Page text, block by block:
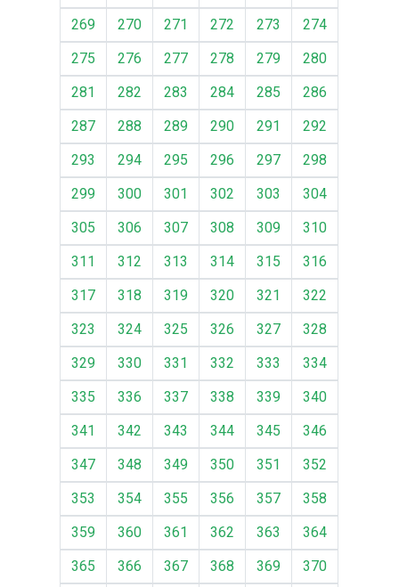
269
270 271 272 273
274
275
276 277 278 279
280
281
282 283 284 285
286
287
288 289 290 291
292
293
294 295 296 297
298
299
300 301 302 303
304
305
306 307 308 309
310
311
312 313 314 315
316
317
318 319 320 321
322
323
324 325 326 327
328
329
330 331 332 333
334
335
336 337 338 339
340
341
342 343 344 345
346
347
348 349 350 351
352
353
354 355 356 357
358
359
360 361 362 363
364
365
366 367 368 369 370